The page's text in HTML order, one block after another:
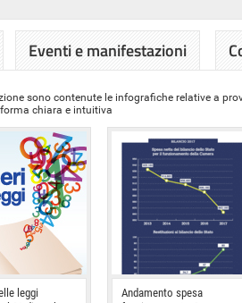
Eventi e manifestazioni
sono contenute le infografiche relative a
chiara e intuitiva
leggi
Andamento spesa